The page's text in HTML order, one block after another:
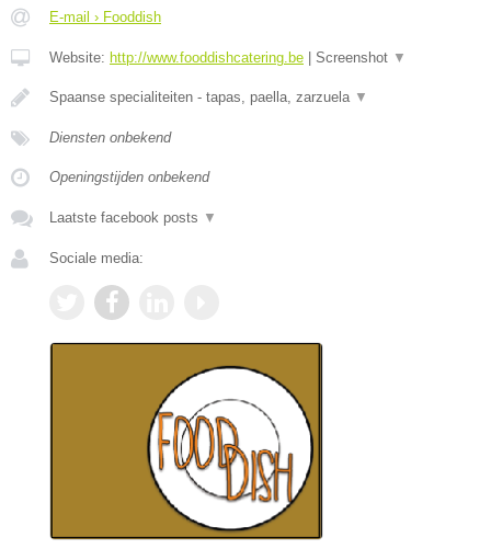
E-mail › Fooddish
Website: http://www.fooddishcatering.be | Screenshot ▼
Spaanse specialiteiten - tapas, paella, zarzuela ▼
Diensten onbekend
Openingstijden onbekend
Laatste facebook posts ▼
Sociale media: